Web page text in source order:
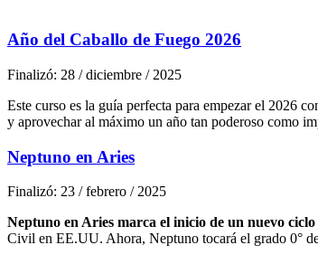
Año del Caballo de Fuego 2026
Finalizó: 28 / diciembre / 2025
Este curso es la guía perfecta para empezar el 2026
y aprovechar al máximo un año tan poderoso como
Neptuno en Aries
Finalizó: 23 / febrero / 2025
Neptuno en Aries marca el inicio de un nuevo
Civil en EE.UU. Ahora, Neptuno tocará el grado 0°